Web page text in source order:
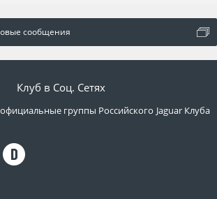
сообщения
Клуб в Соц. Сетях
группы Российского Jaguar Клуба